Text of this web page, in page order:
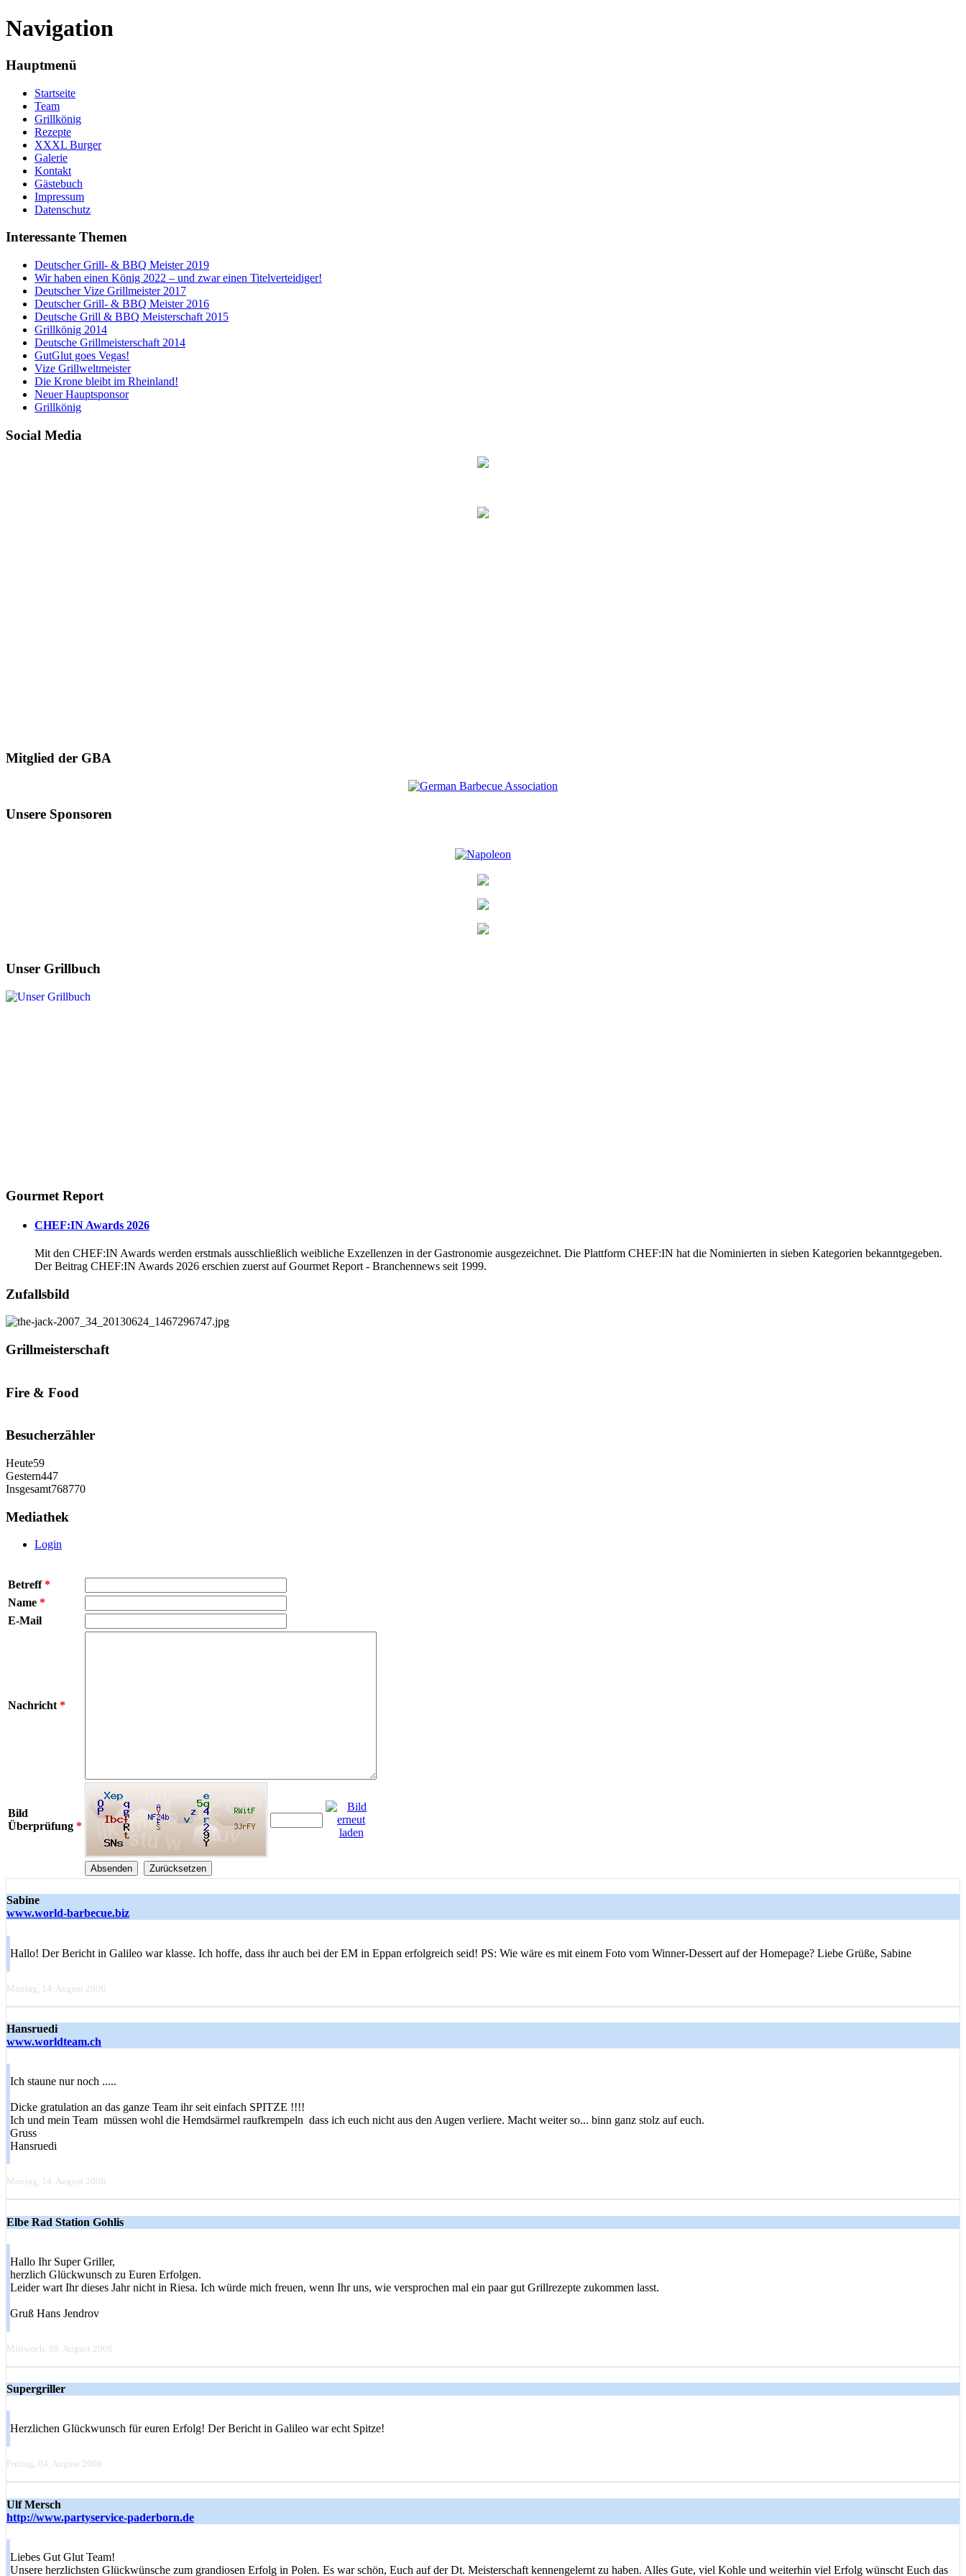
Navigation
Hauptmenü
Startseite
Team
Grillkönig
Rezepte
XXXL Burger
Galerie
Kontakt
Gästebuch
Impressum
Datenschutz
Interessante Themen
Deutscher Grill- & BBQ Meister 2019
Wir haben einen König 2022 – und zwar einen Titelverteidiger!
Deutscher Vize Grillmeister 2017
Deutscher Grill- & BBQ Meister 2016
Deutsche Grill & BBQ Meisterschaft 2015
Grillkönig 2014
Deutsche Grillmeisterschaft 2014
GutGlut goes Vegas!
Vize Grillweltmeister
Die Krone bleibt im Rheinland!
Neuer Hauptsponsor
Grillkönig
Social Media
Mitglied der GBA
Unsere Sponsoren
Unser Grillbuch
Gourmet Report
CHEF:IN Awards 2026
Mit den CHEF:IN Awards werden erstmals ausschließlich weibliche Exzellenzen in der Gastronomie ausgezeichnet. Die Plattform CHEF:IN hat die Nominierten in sieben Kategorien bekanntgegeben.
Der Beitrag CHEF:IN Awards 2026 erschien zuerst auf Gourmet Report - Branchennews seit 1999.
Zufallsbild
Grillmeisterschaft
Fire & Food
Besucherzähler
Heute59
Gestern447
Insgesamt768770
Mediathek
Login
Betreff*
Name *
E-Mail
Nachricht *
Bild
Überprüfung *
Sabine
www.world-barbecue.biz
Hallo! Der Bericht in Galileo war klasse. Ich hoffe, dass ihr auch bei der EM in Eppan erfolgreich seid! PS: Wie wäre es mit einem Foto vom Winner-Dessert auf der Homepage? Liebe Grüße, Sabine
Montag, 14. August 2006
Hansruedi
www.worldteam.ch
Ich staune nur noch .....
Dicke gratulation an das ganze Team ihr seit einfach SPITZE !!!!
Ich und mein Team müssen wohl die Hemdsärmel raufkrempeln dass ich euch nicht aus den Augen verliere. Macht weiter so... binn ganz stolz auf euch.
Gruss
Hansruedi
Montag, 14. August 2006
Elbe Rad Station Gohlis
Hallo Ihr Super Griller,
herzlich Glückwunsch zu Euren Erfolgen.
Leider wart Ihr dieses Jahr nicht in Riesa. Ich würde mich freuen, wenn Ihr uns, wie versprochen mal ein paar gut Grillrezepte zukommen lasst.
Gruß Hans Jendrov
Mittwoch, 09. August 2006
Supergriller
Herzlichen Glückwunsch für euren Erfolg! Der Bericht in Galileo war echt Spitze!
Freitag, 04. August 2006
Ulf Mersch
http://www.partyservice-paderborn.de
Liebes Gut Glut Team!
Unsere herzlichsten Glückwünsche zum grandiosen Erfolg in Polen. Es war schön, Euch auf der Dt. Meisterschaft kennengelernt zu haben. Alles Gute, viel Kohle und weiterhin viel Erfolg wünscht Euch das